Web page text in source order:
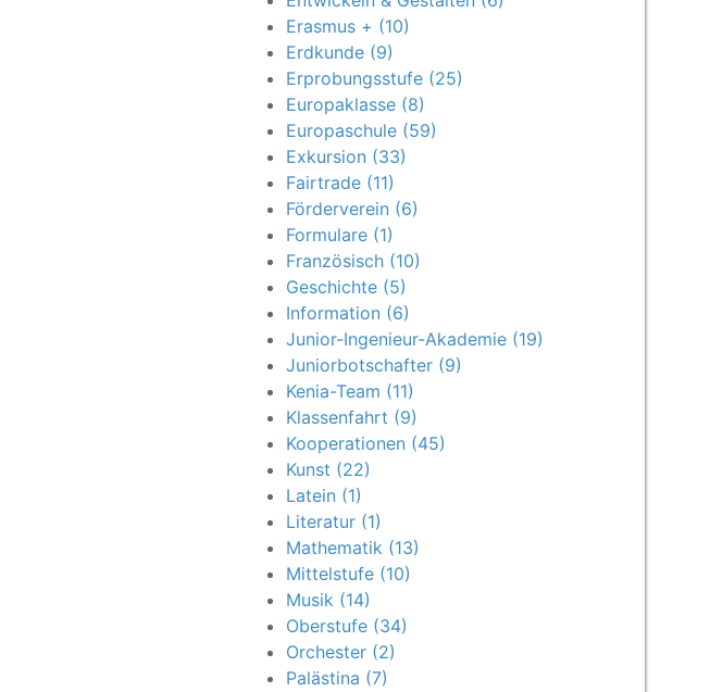
Erasmus + (10)
Erdkunde (9)
Erprobungsstufe (25)
Europaklasse (8)
Europaschule (59)
Exkursion (33)
Fairtrade (11)
Förderverein (6)
Formulare (1)
Französisch (10)
Geschichte (5)
Information (6)
Junior-Ingenieur-Akademie (19)
Juniorbotschafter (9)
Kenia-Team (11)
Klassenfahrt (9)
Kooperationen (45)
Kunst (22)
Latein (1)
Literatur (1)
Mathematik (13)
Mittelstufe (10)
Musik (14)
Oberstufe (34)
Orchester (2)
Palästina (7)